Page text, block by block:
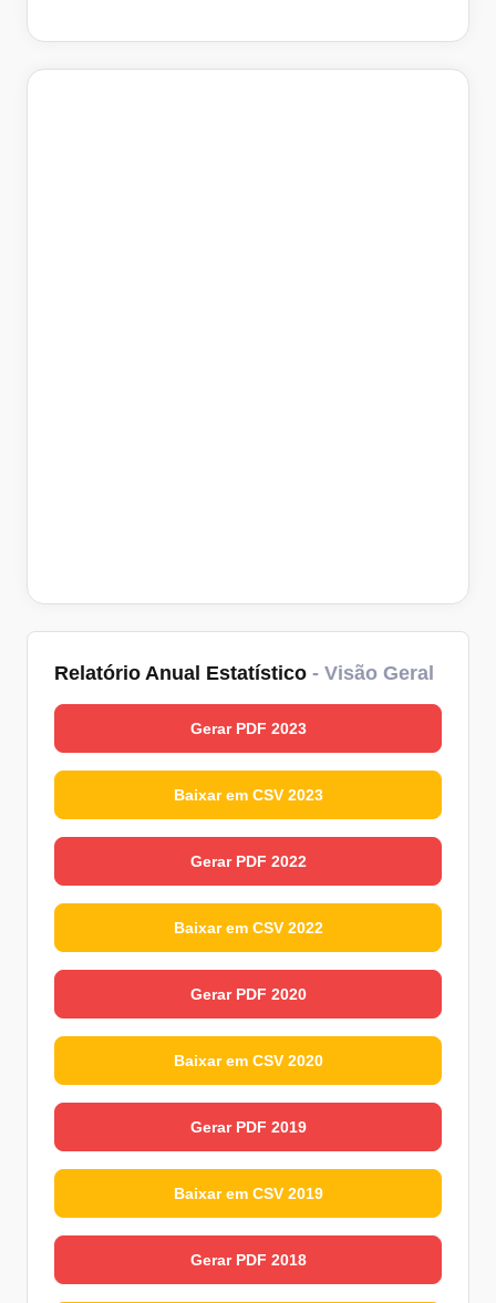
Relatório Anual Estatístico - Visão Geral
Gerar PDF 2023
Baixar em CSV 2023
Gerar PDF 2022
Baixar em CSV 2022
Gerar PDF 2020
Baixar em CSV 2020
Gerar PDF 2019
Baixar em CSV 2019
Gerar PDF 2018